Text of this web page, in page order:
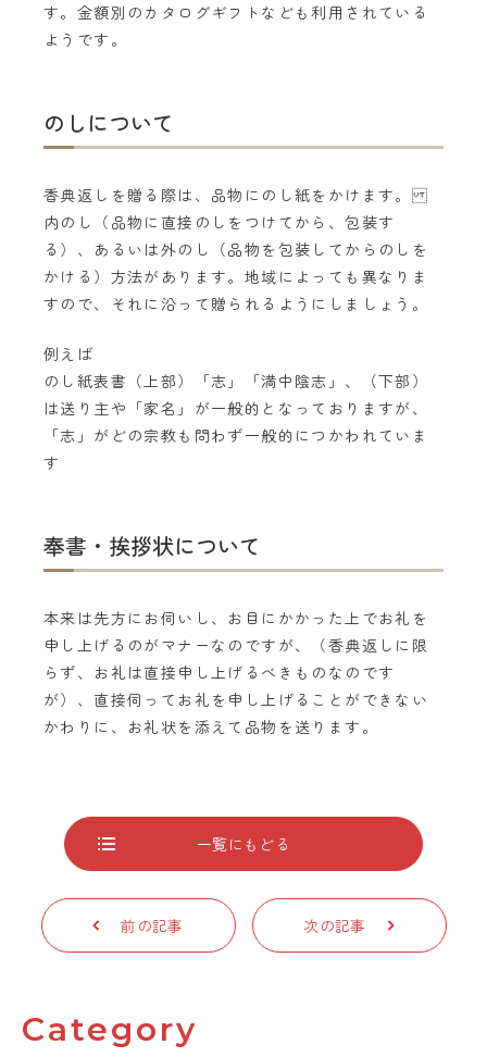
す。金額別のカタログギフトなども利用されている
ようです。
のしについて
香典返しを贈る際は、品物にのし紙をかけます。
内のし（品物に直接のしをつけてから、包装す
る）、あるいは外のし（品物を包装してからのしを
かける）方法があります。地域によっても異なりま
すので、それに沿って贈られるようにしましょう。
例えば
のし紙表書（上部）「志」「満中陰志」、（下部）
は送り主や「家名」が一般的となっておりますが、
「志」がどの宗教も問わず一般的につかわれていま
す
奉書・挨拶状について
本来は先方にお伺いし、お目にかかった上でお礼を
申し上げるのがマナーなのですが、（香典返しに限
らず、お礼は直接申し上げるべきものなのです
が）、直接伺ってお礼を申し上げることができない
かわりに、お礼状を添えて品物を送ります。
一覧にもどる
前の記事 次の記事
Category